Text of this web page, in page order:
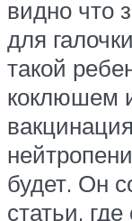
видно что
для
такой
коклюшем
будет. Он
статьи,